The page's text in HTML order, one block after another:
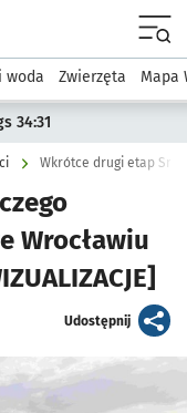
Środowisko we
woda Zwierzęta Mapa
34:31
Wkrótce drugi etap
Wrocławiu
Udostępnijartykuł